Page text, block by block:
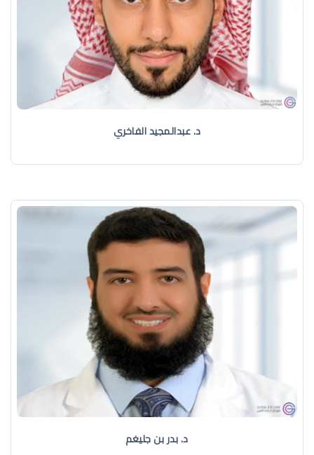
د. عبدالمجيد الفاخري
د. بدر بن جليغم